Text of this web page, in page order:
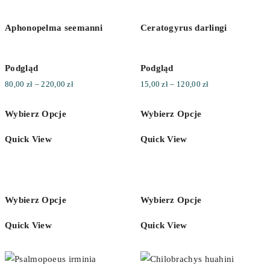
Aphonopelma seemanni
Podgląd
80,00 zł – 220,00złZakres
Wybierz Opcje
Quick View
Ceratogyrus darlingi
Podgląd
15,00zł – 120,00złZakres
Wybierz Opcje
Quick View
Wybierz Opcje
Quick View
Wybierz Opcje
Quick View